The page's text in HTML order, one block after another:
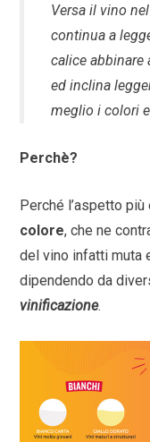
Versa il vino
continua a
calice abbinare
ed inclina
meglio i colori
Perchè?
Perché l’aspetto
colore, che ne
del vino infatti muta
dipendendo da
vinificazione.